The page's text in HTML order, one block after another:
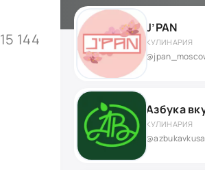
15 144
J’PAN
КУЛИНАРИЯ
Азбука
КУЛИНАРИЯ
@azbukavkusa